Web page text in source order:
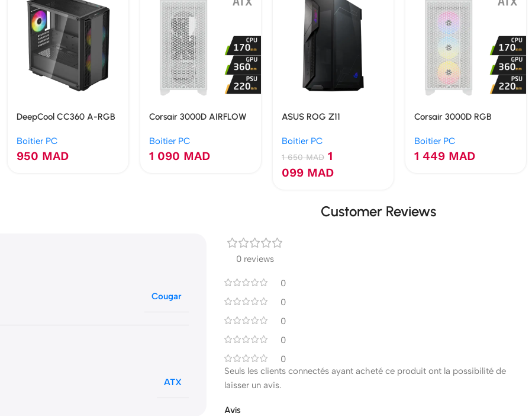
DeepCool CC360 A-RGB
Boitier PC
950 MAD
Corsair 3000D AIRFLOW
Boitier PC
1 090 MAD
ASUS ROG Z11
Boitier PC
1 650MAD 1
099 MAD
Corsair 3000D RGB
Boitier PC
1 449 MAD
Cougar
ATX
Customer Reviews
0 reviews
0
0
0
0
0
Avis
Seuls les clients connectés ayant acheté ce produit ont la possibilité de
laisser un avis.